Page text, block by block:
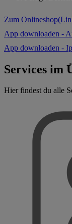
Zum Onlineshop
App downloaden -
App downloaden -
Services im
Hier findest du alle